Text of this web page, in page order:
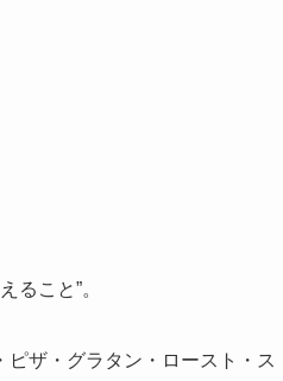
ること”。
ザ・グラタン・ロースト・ス